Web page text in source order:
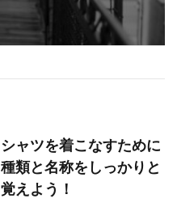
シャツを着こなすために
種類と名称をしっかりと
覚えよう！